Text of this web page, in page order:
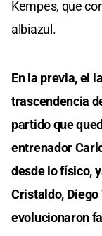
Kempes, que
albiazul.
En la previa, el
trascendencia
partido que
entrenador
desde lo físico,
Cristaldo,
evolucionaron